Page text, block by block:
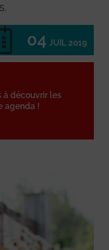
04 JUIL 2019
à découvrir les
agenda !